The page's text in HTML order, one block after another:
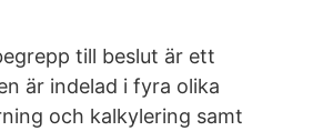
till beslut är ett
är indelad i fyra olika
och kalkylering samt